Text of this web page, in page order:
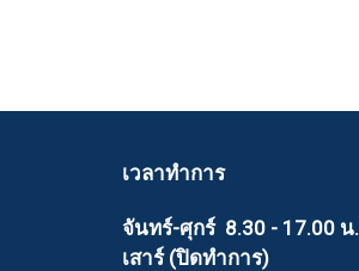
เวลาทำการ
จันทร์-ศุกร์ 8.30 - 17.00 น.
เสาร์ (ปิดทำการ)